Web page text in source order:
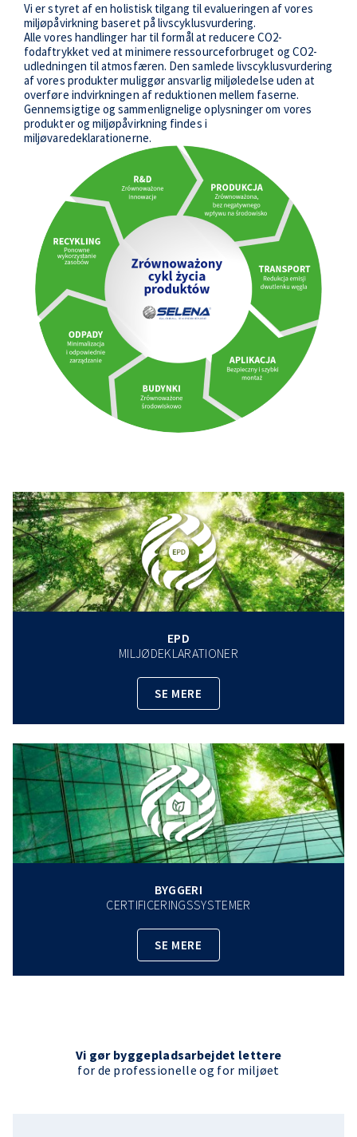
Vi er styret af en holistisk tilgang til evalueringen af vores
miljøpåvirkning baseret på livscyklusvurdering.
Alle vores handlinger har til formål at reducere CO2-
fodaftrykket ved at minimere ressourceforbruget og CO2-
udledningen til atmosfæren. Den samlede livscyklusvurdering
af vores produkter muliggør ansvarlig miljøledelse uden at
overføre indvirkningen af reduktionen mellem faserne.
Gennemsigtige og sammenlignelige oplysninger om vores
produkter og miljøpåvirkning findes i
miljøvaredeklarationerne.
EPD
MILJØDEKLARATIONER
SE MERE
BYGGERI
CERTIFICERINGSSYSTEMER
SE MERE
Vi gør byggepladsarbejdet lettere
for de professionelle og for miljøet